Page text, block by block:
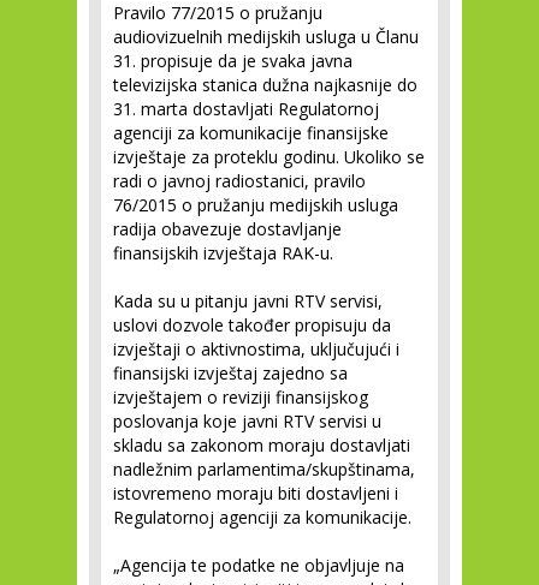
Pravilo 77/2015 o pružanju
audiovizuelnih medijskih usluga u Članu
31. propisuje da je svaka javna
televizijska stanica dužna najkasnije do
31. marta dostavljati Regulatornoj
agenciji za komunikacije finansijske
izvještaje za proteklu godinu. Ukoliko se
radi o javnoj radiostanici, pravilo
76/2015 o pružanju medijskih usluga
radija obavezuje dostavljanje
finansijskih izvještaja RAK-u.
Kada su u pitanju javni RTV servisi,
uslovi dozvole također propisuju da
izvještaji o aktivnostima, uključujući i
finansijski izvještaj zajedno sa
izvještajem o reviziji finansijskog
poslovanja koje javni RTV servisi u
skladu sa zakonom moraju dostavljati
nadležnim parlamentima/skupštinama,
istovremeno moraju biti dostavljeni i
Regulatornoj agenciji za komunikacije.
„Agencija te podatke ne objavljuje na